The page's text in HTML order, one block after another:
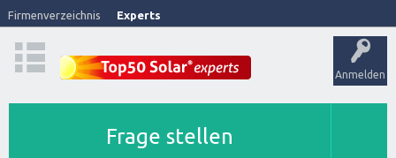
Firmenverzeichnis Experts
Anmelden
Frage stellen